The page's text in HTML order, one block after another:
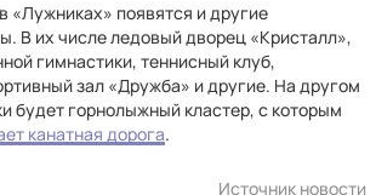
«Лужниках» появятся и другие
В их числе ледовый дворец «Кристалл»,
гимнастики, теннисный клуб,
зал «Дружба» и другие. На другом
будет горнолыжный кластер, с которым
канатная дорога.
Источник новости